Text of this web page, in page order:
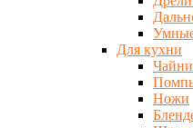
Для кухни
Ножи